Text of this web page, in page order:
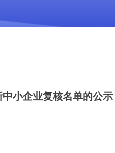
小企业复核名单的公示